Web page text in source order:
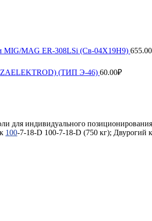
MIG/MAG ER-308LSi (Св-04Х19Н9) 655.00
(ТИП Э-46) 60.00₽
для индивидуального
100-7-18-D 100-7-18-D (750 кг); Двурогий